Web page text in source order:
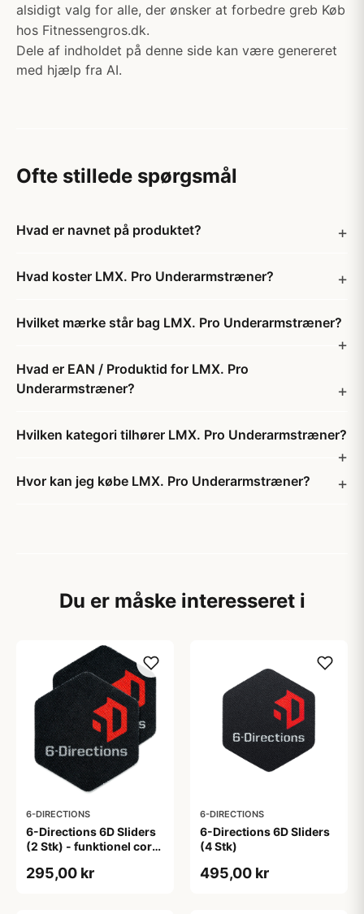
alsidigt valg for alle, der ønsker at forbedre greb Køb
hos Fitnessengros.dk.
Dele af indholdet på denne side kan være genereret
med hjælp fra AI.
Ofte stillede spørgsmål
Hvad er navnet på produktet?
Hvad koster LMX. Pro Underarmstræner?
Hvilket mærke står bag LMX. Pro Underarmstræner?
Hvad er EAN / Produktid for LMX. Pro
Underarmstræner?
Hvilken kategori tilhører LMX. Pro Underarmstræner?
Hvor kan jeg købe LMX. Pro Underarmstræner?
Du er måske interesseret i
6-DIRECTIONS
6-Directions 6D Sliders
(2 Stk) - funktionel core-
295,00 kr
6-DIRECTIONS
6-Directions 6D Sliders
(4 Stk)
495,00 kr